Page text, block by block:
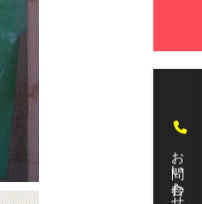
お問い合わせ